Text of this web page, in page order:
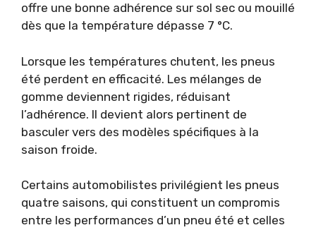
offre une bonne adhérence sur sol sec ou mouillé
dès que la température dépasse 7 °C.
Lorsque les températures chutent, les pneus
été perdent en efficacité. Les mélanges de
gomme deviennent rigides, réduisant
l’adhérence. Il devient alors pertinent de
basculer vers des modèles spécifiques à la
saison froide.
Certains automobilistes privilégient les pneus
quatre saisons, qui constituent un compromis
entre les performances d’un pneu été et celles